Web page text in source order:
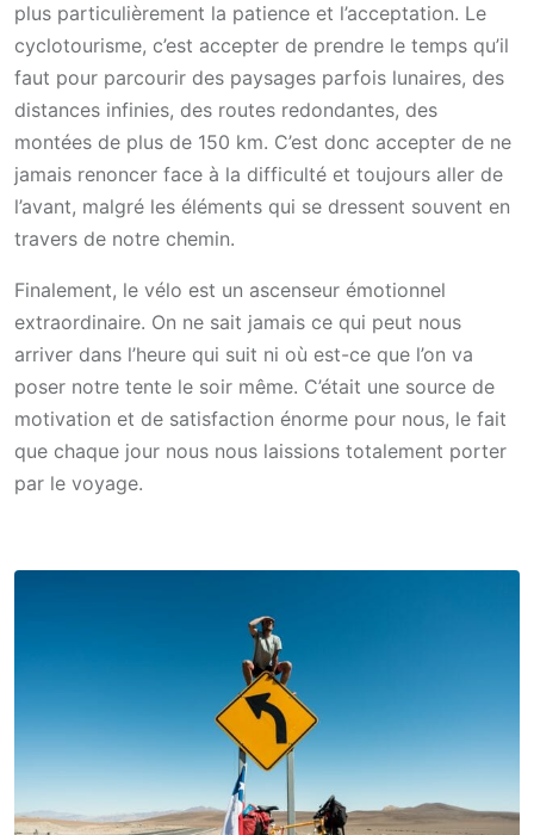
plus particulièrement la patience et l’acceptation. Le
cyclotourisme, c’est accepter de prendre le temps qu’il
faut pour parcourir des paysages parfois lunaires, des
distances infinies, des routes redondantes, des
montées de plus de 150 km. C’est donc accepter de ne
jamais renoncer face à la difficulté et toujours aller de
l’avant, malgré les éléments qui se dressent souvent en
travers de notre chemin.
Finalement, le vélo est un ascenseur émotionnel
extraordinaire. On ne sait jamais ce qui peut nous
arriver dans l’heure qui suit ni où est-ce que l’on va
poser notre tente le soir même. C’était une source de
motivation et de satisfaction énorme pour nous, le fait
que chaque jour nous nous laissions totalement porter
par le voyage.